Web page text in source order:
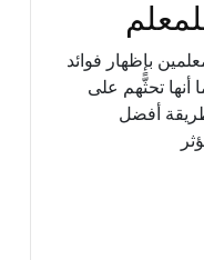
بإظهار فوائد
تحثًّهم على
أفضل